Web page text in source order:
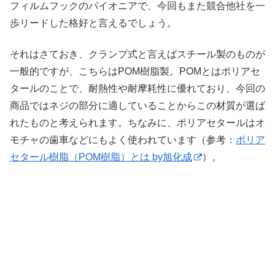
フィルムフックのパイオニアで、今回もまた競合他社を一
歩リードした格好と言えるでしょう。
それはさておき、クランプ式と言えばスチール製のものが
一般的ですが、こちらはPOM樹脂製。POMとはポリアセ
タールのことで、耐熱性や耐摩耗性に優れており、今回の
商品ではネジの部分に適していることからこの材質が選ば
れたものと考えられます。ちなみに、ポリアセタールはオ
モチャの歯車などにもよく使われています（参考： ポリア
セタール樹脂（POM樹脂）とは by旭化成
）。